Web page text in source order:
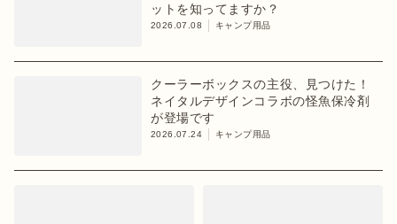
ットを知ってますか？
2026.07.08 キャンプ用品
クーラーボックスの主役、見つけた！
ネイタルデザインコラボの怪魚保冷剤
が登場です
2026.07.24 キャンプ用品